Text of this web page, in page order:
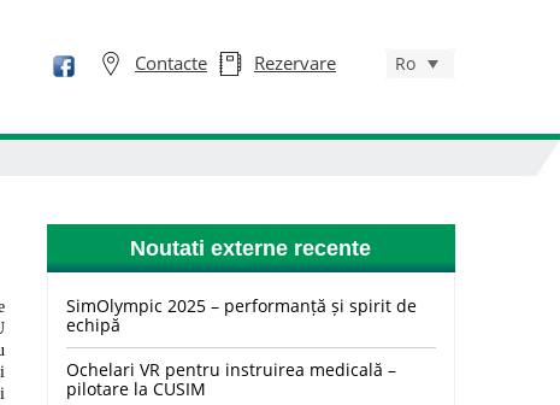
Ro
Rezervare
Contacte
Noutati externe recente
SimOlympic 2025 – performanță și spirit de
echipă
Ochelari VR pentru instruirea medicală –
pilotare la CUSIM